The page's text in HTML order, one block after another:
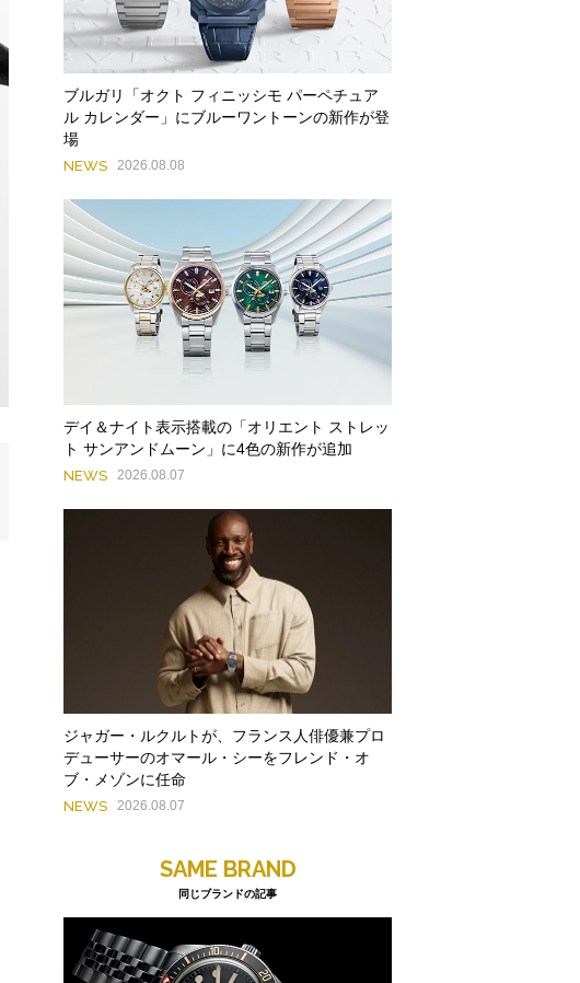
ブルガリ「オクト フィニッシモ パーペチュア
ル カレンダー」にブルーワントーンの新作が登
場
NEWS 2026.08.08
デイ＆ナイト表示搭載の「オリエント ストレッ
ト サンアンドムーン」に4色の新作が追加
NEWS 2026.08.07
ジャガー・ルクルトが、フランス人俳優兼プロ
デューサーのオマール・シーをフレンド・オ
ブ・メゾンに任命
NEWS 2026.08.07
SAME BRAND
同じブランドの記事